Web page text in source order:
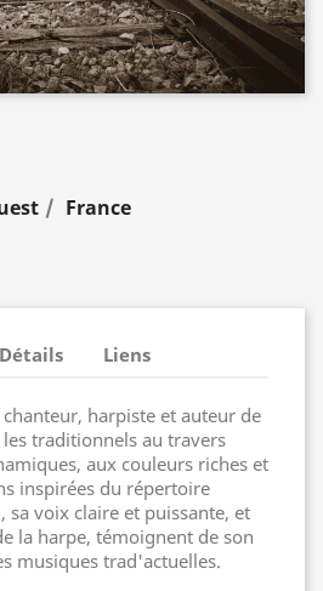
France
Détails Liens
chanteur, harpiste et auteur de
traditionnels au travers
aux couleurs riches et
inspirées du répertoire
voix claire et puissante, et
la harpe, témoignent de son
musiques trad'actuelles.